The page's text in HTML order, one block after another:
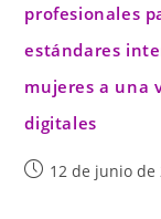
profesionales
estándares
mujeres a una
digitales
12 de junio de